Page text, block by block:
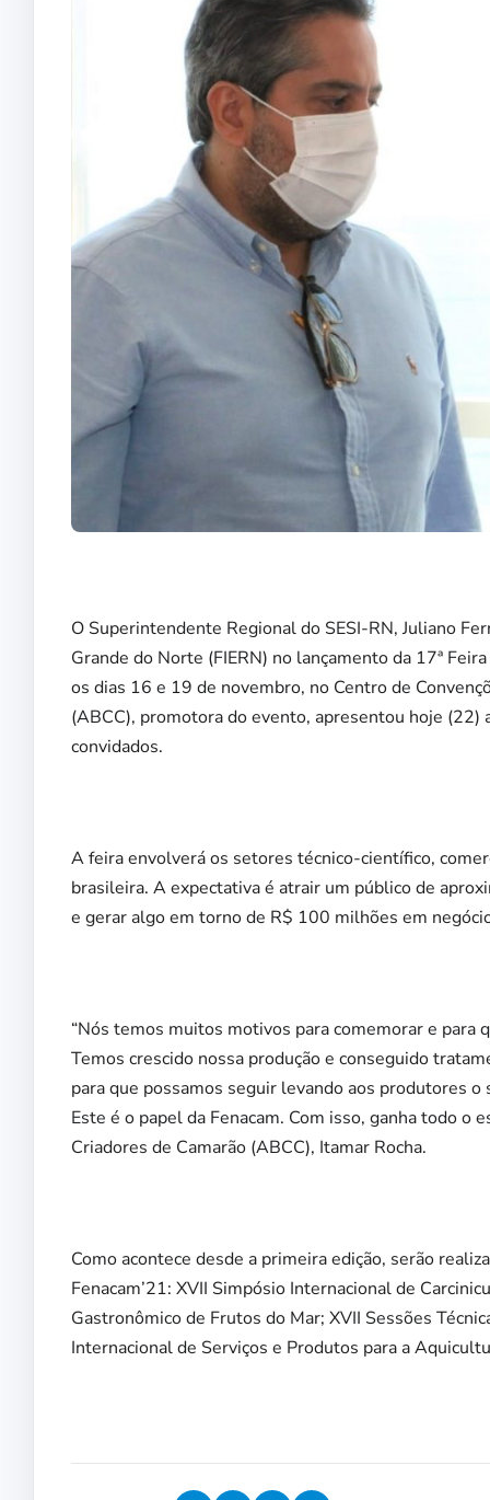
O Superintendente Regional do SESI-RN, Juliano
Grande do Norte (FIERN) no lançamento da 17ª
os dias 16 e 19 de novembro, no Centro de
(ABCC), promotora do evento, apresentou hoje (22)
convidados.
A feira envolverá os setores técnico-científico,
brasileira. A expectativa é atrair um público de
e gerar algo em torno de R$ 100 milhões em
“Nós temos muitos motivos para comemorar e para
Temos crescido nossa produção e conseguido
para que possamos seguir levando aos produtores
Este é o papel da Fenacam. Com isso, ganha todo
Criadores de Camarão (ABCC), Itamar Rocha.
Como acontece desde a primeira edição, serão
Fenacam’21: XVII Simpósio Internacional de
Gastronômico de Frutos do Mar; XVII Sessões
Internacional de Serviços e Produtos para a